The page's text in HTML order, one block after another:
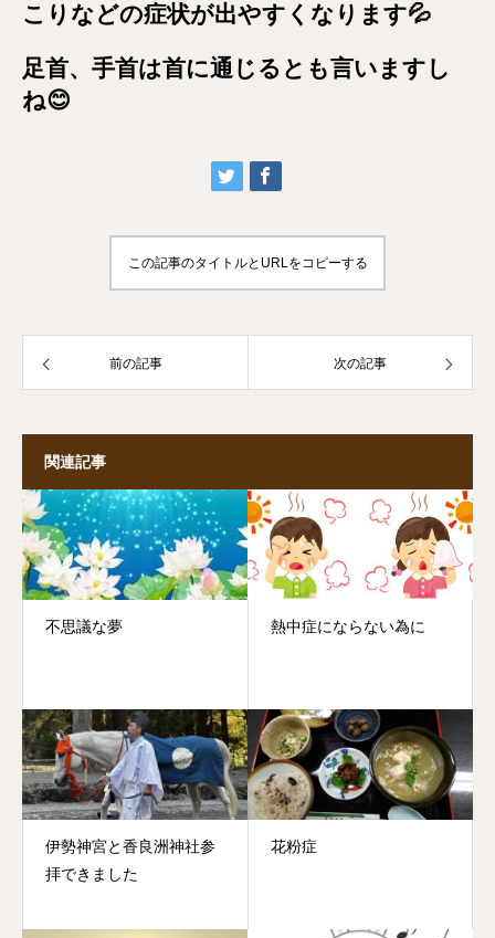
こりなどの症状が出やすくなります💦
足首、手首は首に通じるとも言いますし
ね😊
この記事のタイトルとURLをコピーする
前の記事 次の記事
関連記事
不思議な夢 熱中症にならない為に
伊勢神宮と香良洲神社参
拝できました
花粉症